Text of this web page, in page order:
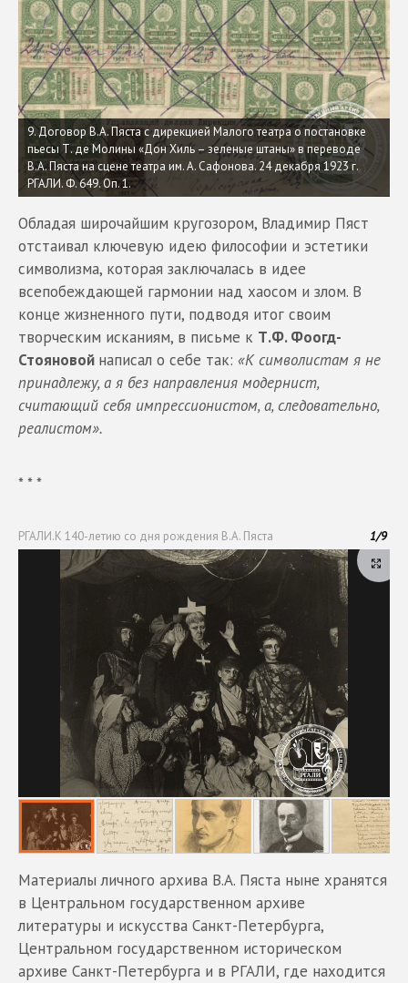
9. Договор В.А. Пяста с дирекцией Малого театра о постановке
пьесы Т. де Молины «Дон Хиль – зеленые штаны» в переводе
В.А. Пяста на сцене театра им. А. Сафонова. 24 декабря 1923 г.
РГАЛИ. Ф. 649. Оп. 1.
Обладая широчайшим кругозором, Владимир Пяст
отстаивал ключевую идею философии и эстетики
символизма, которая заключалась в идее
всепобеждающей гармонии над хаосом и злом. В
конце жизненного пути, подводя итог своим
творческим исканиям, в письме к Т.Ф. Фоогд-
Стояновой написал о себе так: «К символистам я не
принадлежу, а я без направления модернист,
считающий себя импрессионистом, а, следовательно,
реалистом».
* * *
РГАЛИ.К 140-летию со дня рождения В.А. Пяста 1/9
Материалы личного архива В.А. Пяста ныне хранятся
в Центральном государственном архиве
литературы и искусства Санкт-Петербурга,
Центральном государственном историческом
архиве Санкт-Петербурга и в РГАЛИ, где находится